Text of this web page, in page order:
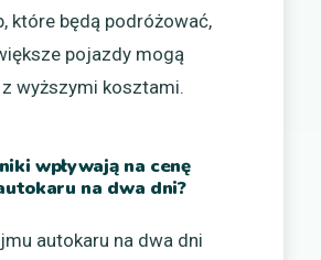
które będą podróżować,
pojazdy mogą
wyższymi kosztami.
wpływają na cenę
na dwa dni?
autokaru na dwa dni